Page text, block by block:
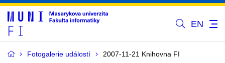
EN
Fotogalerie událostí 2007-11-21 Knihovna FI